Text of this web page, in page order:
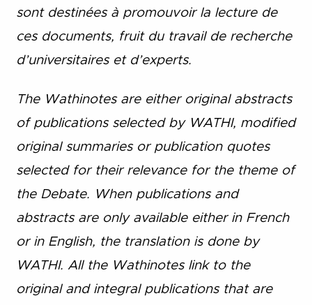
sont destinées à promouvoir la lecture de
ces documents, fruit du travail de recherche
d’universitaires et d’experts.
The Wathinotes are either original abstracts
of publications selected by WATHI, modified
original summaries or publication quotes
selected for their relevance for the theme of
the Debate. When publications and
abstracts are only available either in French
or in English, the translation is done by
WATHI. All the Wathinotes link to the
original and integral publications that are